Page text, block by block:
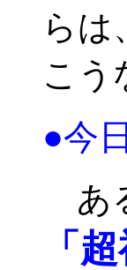
らは
こう
●今
あ
「